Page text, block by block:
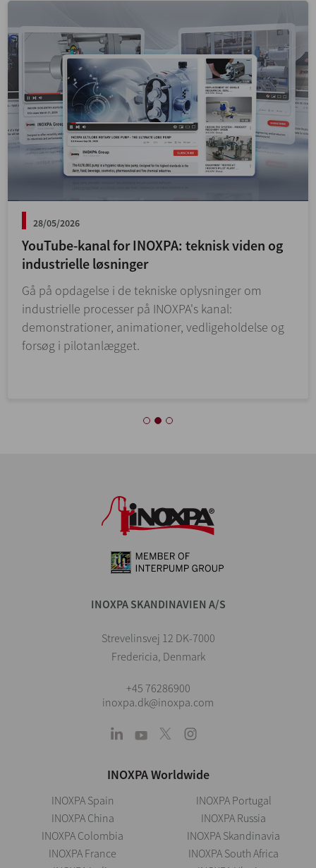
28/05/2026
YouTube-kanal for INOXPA: teknisk viden og
industrielle løsninger
Gå på opdagelse i de tekniske oplysninger om
industrielle processer på INOXPA's kanal:
demonstrationer, animationer, vedligeholdelse og
forsøg i pilotanlægget.
INOXPA SKANDINAVIEN A/S
Strevelinsvej 12 DK-7000
Fredericia, Denmark
+45 76286900
inoxpa.dk@inoxpa.com
INOXPA Worldwide
INOXPA Spain
INOXPA China
INOXPA Colombia
INOXPA France
INOXPA Portugal
INOXPA Russia
INOXPA Skandinavia
INOXPA South Africa